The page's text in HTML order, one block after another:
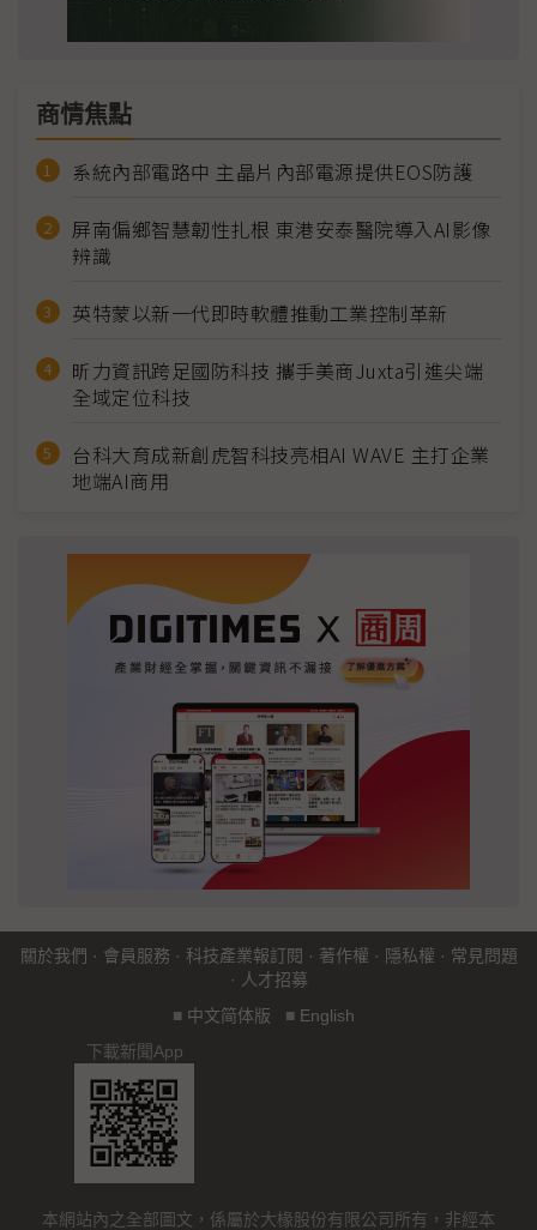
商情焦點
系統內部電路中 主晶片內部電源提供EOS防護
屏南偏鄉智慧韌性扎根 東港安泰醫院導入AI影像
辨識
英特蒙以新一代即時軟體推動工業控制革新
昕力資訊跨足國防科技 攜手美商Juxta引進尖端
全域定位科技
台科大育成新創虎智科技亮相AI WAVE 主打企業
地端AI商用
關於我們 · 會員服務 · 科技產業報訂閱 · 著作權 · 隱私權 · 常見問題
· 人才招募
■ 中文简体版 ■ English
下載新聞App
本網站內之全部圖文，係屬於大椽股份有限公司所有，非經本